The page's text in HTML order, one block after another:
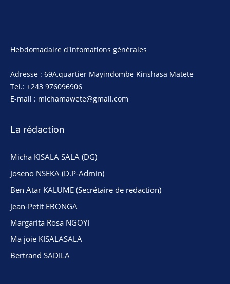
Hebdomadaire d'infomations générales
Adresse : 69A,quartier Mayindombe Kinshasa Matete
Tel.: +243 976096906
E-mail : michamawete@gmail.com
La rédaction
Micha KISALA SALA (DG)
Joseno NSEKA (D.P-Admin)
Ben Atar KALUME (Secrétaire de redaction)
Jean-Petit EBONGA
Margarita Rosa NGOYI
Ma joie KISALASALA
Bertrand SADILA